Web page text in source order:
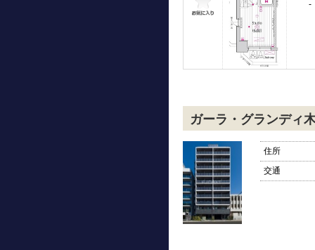
-
ガーラ・グランディ
住所
交通